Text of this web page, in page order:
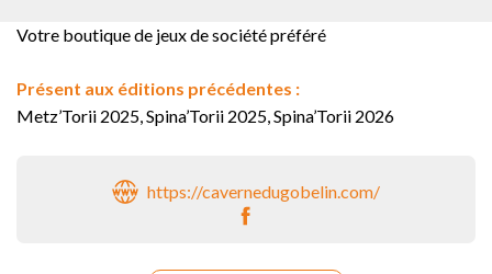
Votre boutique de jeux de société préféré
Présent aux éditions précédentes :
Metz’Torii 2025, Spina’Torii 2025, Spina’Torii 2026
https://cavernedugobelin.com/